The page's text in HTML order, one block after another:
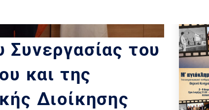
του
και της
Διοίκησης